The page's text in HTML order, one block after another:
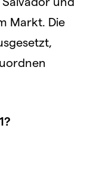
Markt. Die